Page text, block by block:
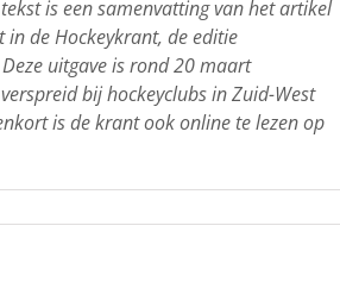
is een samenvatting van het artikel
in de Hockeykrant, de editie
uitgave is rond 20 maart
bij hockeyclubs in Zuid-West
is de krant ook online te lezen op